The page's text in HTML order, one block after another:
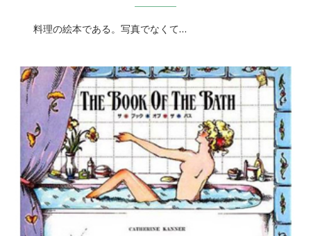
料理の絵本である。写真でなくて…